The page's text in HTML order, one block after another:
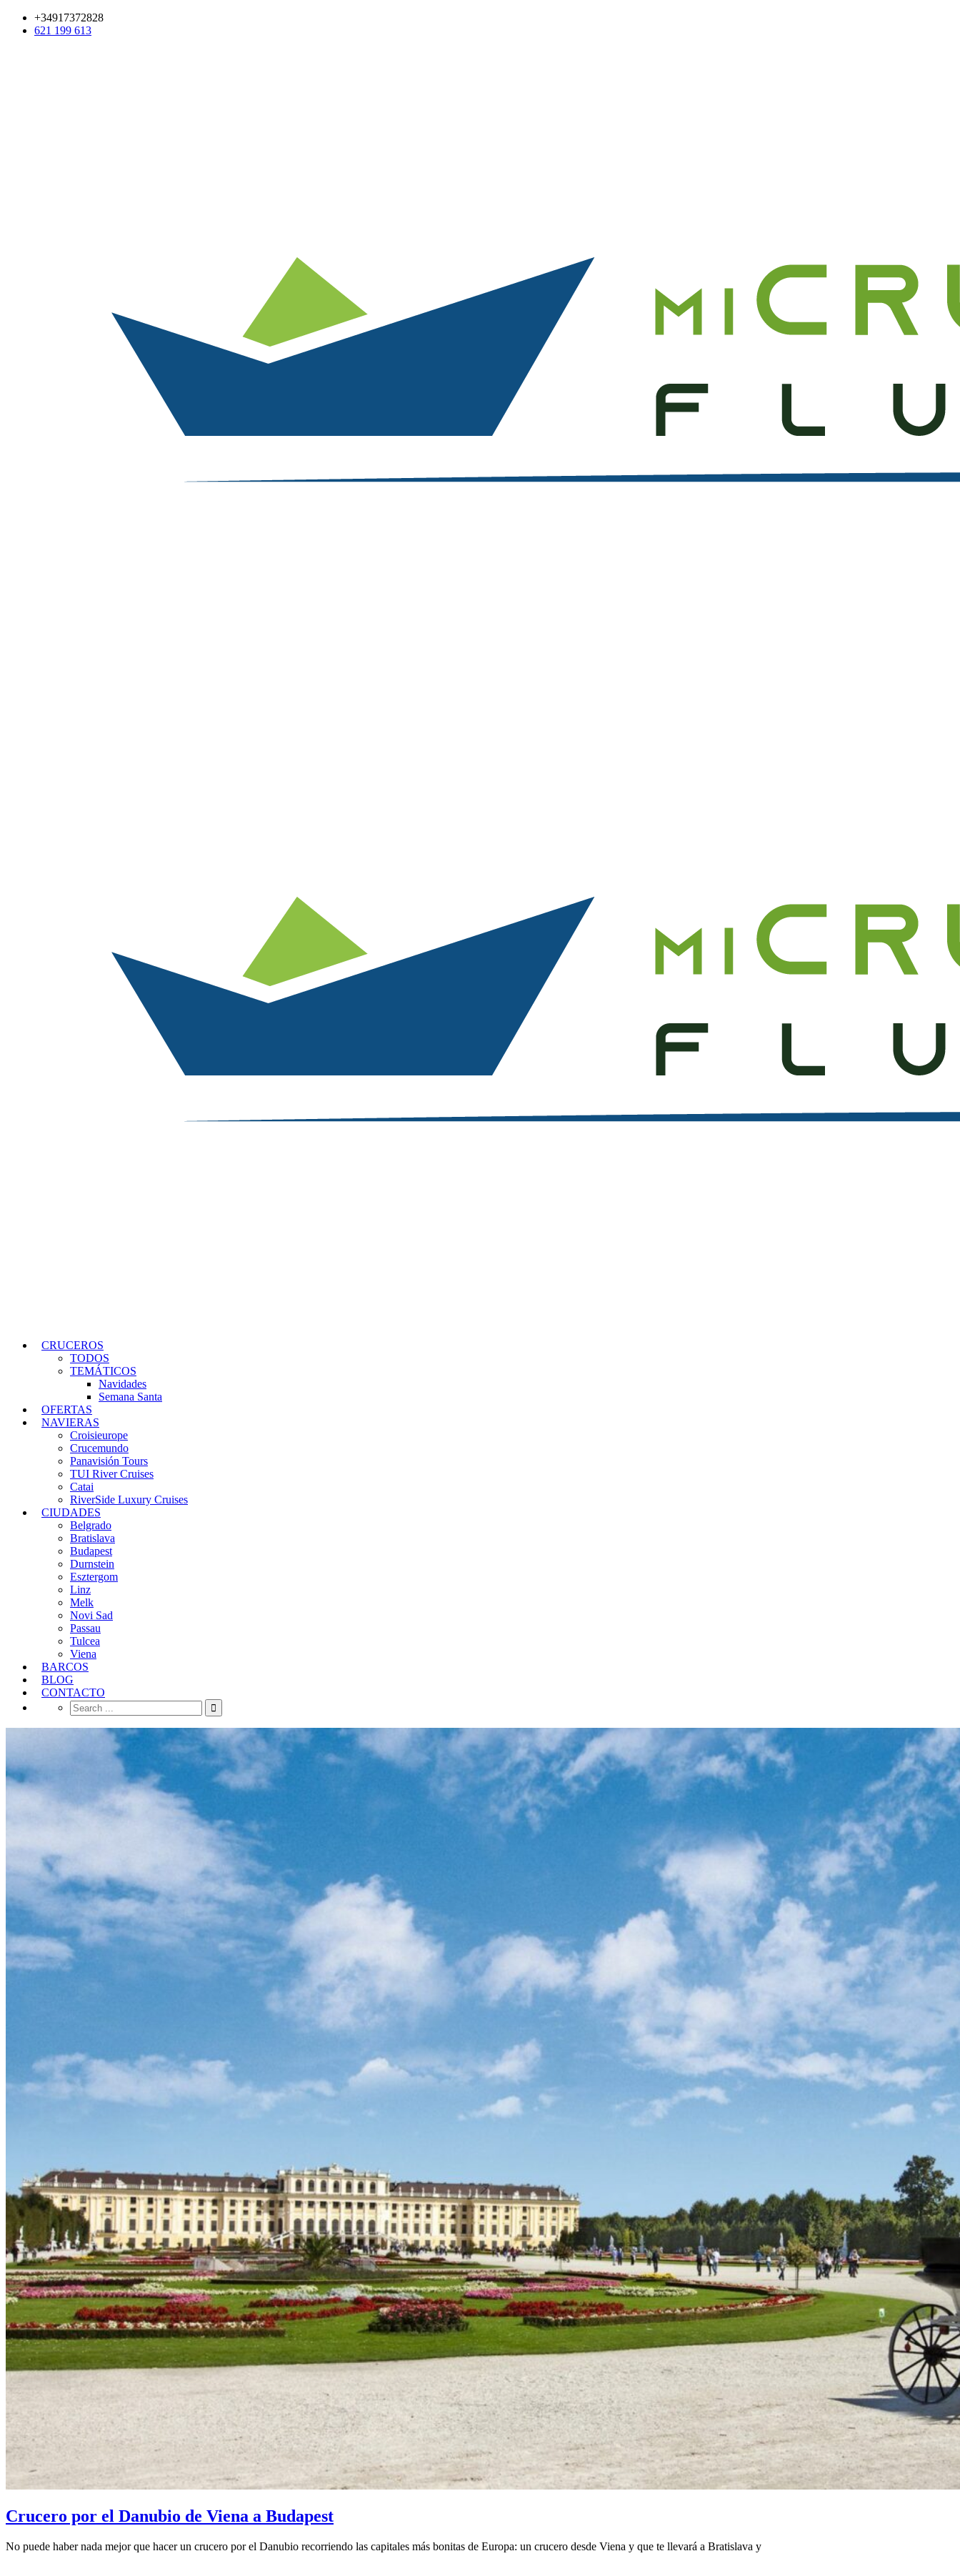
+34917372828
621 199 613
CRUCEROS
TODOS
TEMÁTICOS
Navidades
Semana Santa
OFERTAS
NAVIERAS
Croisieurope
Crucemundo
Panavisión Tours
TUI River Cruises
Catai
RiverSide Luxury Cruises
CIUDADES
Belgrado
Bratislava
Budapest
Durnstein
Esztergom
Linz
Melk
Novi Sad
Passau
Tulcea
Viena
BARCOS
BLOG
CONTACTO
Crucero por el Danubio de Viena a Budapest
No puede haber nada mejor que hacer un crucero por el Danubio recorriendo las capitales más bonitas de Europa: un crucero desde Viena y que te llevará a Bratislava y